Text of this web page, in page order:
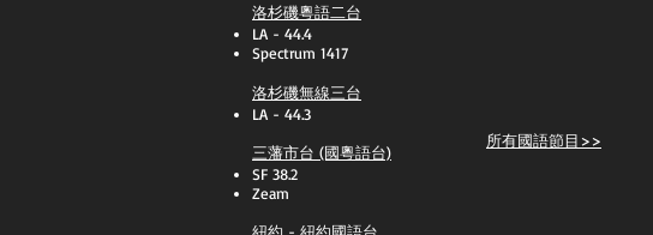
洛杉磯粵語二台
LA - 44.4
Spectrum 1417
洛杉磯無線三台
LA - 44.3
三藩市台 (國粵語台)
SF 38.2
Zeam
所有國語節目>>